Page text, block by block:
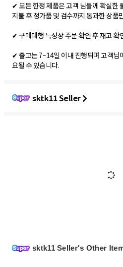
✔ 모든 한정 제품은 고객 님들께 확실한
지불 후 정가품 및 검수까지 통과한 상품
✔ 구매대행 특성상 주문 확인 후 재고 확
✔ 출고는 7~14일 이내 진행되며 고객님
요될 수 있습니다.
sktk11 Seller
sktk11 Seller's Other